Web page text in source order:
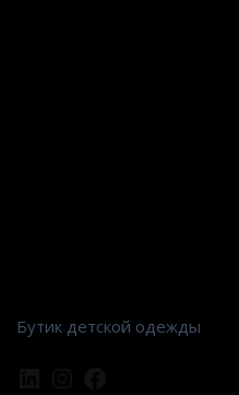
Бутик детской одежды